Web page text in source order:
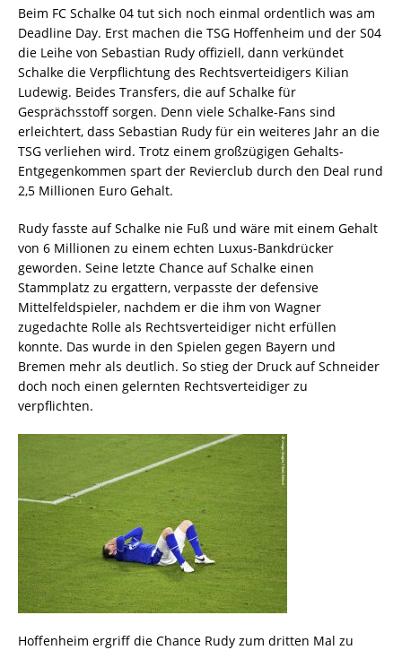
Beim FC Schalke 04 tut sich noch einmal ordentlich was am
Deadline Day. Erst machen die TSG Hoffenheim und der S04
die Leihe von Sebastian Rudy offiziell, dann verkündet
Schalke die Verpflichtung des Rechtsverteidigers Kilian
Ludewig. Beides Transfers, die auf Schalke für
Gesprächsstoff sorgen. Denn viele Schalke-Fans sind
erleichtert, dass Sebastian Rudy für ein weiteres Jahr an die
TSG verliehen wird. Trotz einem großzügigen Gehalts-
Entgegenkommen spart der Revierclub durch den Deal rund
2,5 Millionen Euro Gehalt.
Rudy fasste auf Schalke nie Fuß und wäre mit einem Gehalt
von 6 Millionen zu einem echten Luxus-Bankdrücker
geworden. Seine letzte Chance auf Schalke einen
Stammplatz zu ergattern, verpasste der defensive
Mittelfeldspieler, nachdem er die ihm von Wagner
zugedachte Rolle als Rechtsverteidiger nicht erfüllen
konnte. Das wurde in den Spielen gegen Bayern und
Bremen mehr als deutlich. So stieg der Druck auf Schneider
doch noch einen gelernten Rechtsverteidiger zu
verpflichten.
Hoffenheim ergriff die Chance Rudy zum dritten Mal zu